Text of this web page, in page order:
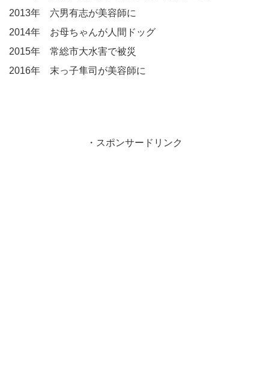
2013年 六男有志が美容師に
2014年 お母ちゃんが人間ドッグ
2015年 常総市大水害で被災
2016年 末っ子隼司が美容師に
・スポンサードリンク